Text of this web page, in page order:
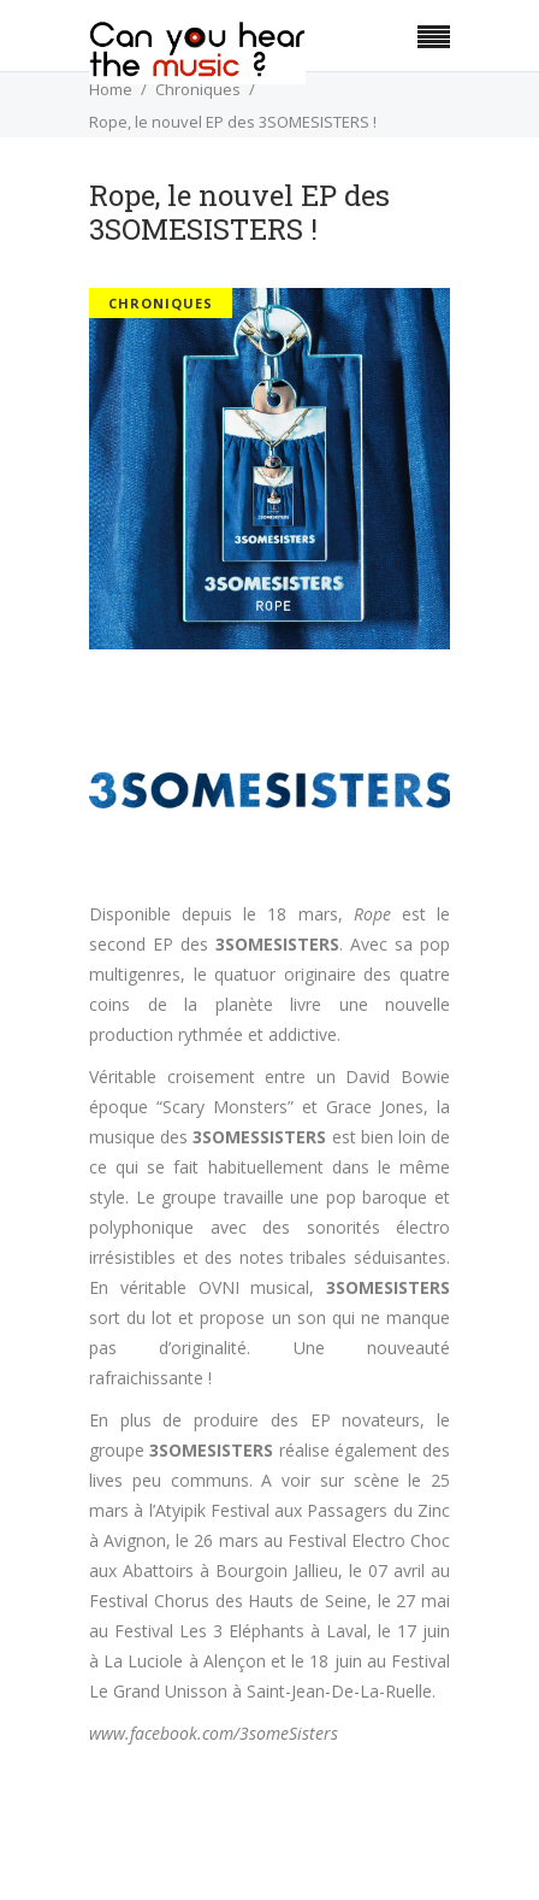
Home
Chroniques
Rope, le nouvel EP des 3SOMESISTERS !
Rope, le nouvel EP des
3SOMESISTERS !
CHRONIQUES
Disponible depuis le 18 mars, Ropeest le
second EP des 3SOMESISTERS. Avec sa pop
multigenres, le quatuor originaire des quatre
coins de la planète livre une nouvelle
production rythmée et addictive.
Véritable croisement entre un David Bowie
époque “Scary Monsters” et Grace Jones, la
musique des3SOMESSISTERS est bien loin de
ce qui se fait habituellement dans le même
style. Le groupe travaille une pop baroque et
polyphonique avec des sonorités électro
irrésistibles et des notes tribales séduisantes.
En véritable OVNI musical, 3SOMESISTERS
sort du lot et propose un son qui ne manque
pas d’originalité. Une nouveauté
rafraichissante !
En plus de produire des EP novateurs, le
groupe3SOMESISTERS réalise également des
lives peu communs. A voir sur scène le 25
mars à l’Atyipik Festival aux Passagers du Zinc
à Avignon, le 26 mars au Festival Electro Choc
aux Abattoirs à Bourgoin Jallieu, le 07 avril au
Festival Chorus des Hauts de Seine, le 27 mai
au Festival Les 3 Eléphants à Laval, le 17 juin
à La Luciole à Alençon et le 18 juin au Festival
Le Grand Unisson à Saint-Jean-De-La-Ruelle.
www.facebook.com/3someSisters